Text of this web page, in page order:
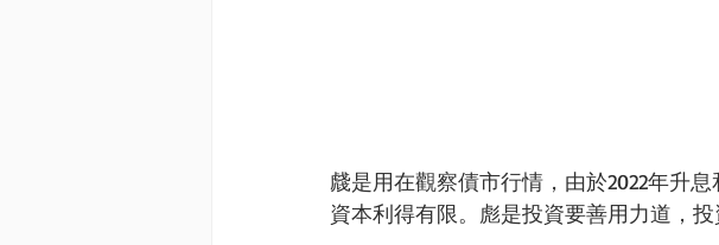
虥是用在觀察債市行情，由於2022年升
資本利得有限。彪是投資要善用力道，投